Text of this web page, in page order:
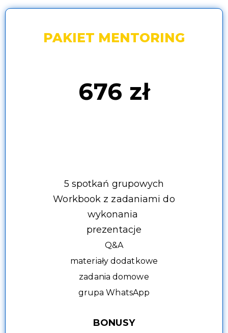
PAKIET MENTORING
676 zł
5 spotkań grupowych
Workbook z zadaniami do
wykonania
prezentacje
Q&A
materiały dodatkowe
zadania domowe
grupa WhatsApp
BONUSY